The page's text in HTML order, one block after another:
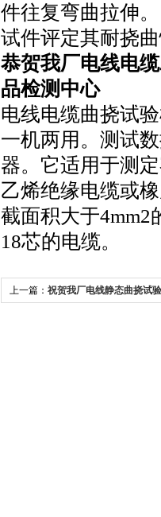
件往复弯曲拉伸
试件评定其耐挠
恭贺我厂电线电
品检测中心
电线电缆曲挠试
一机两用。测试
器。它适用于测
乙烯绝缘电缆或
截面积大于
18芯的电缆。
上一篇： 祝贺我厂电线静态曲挠试